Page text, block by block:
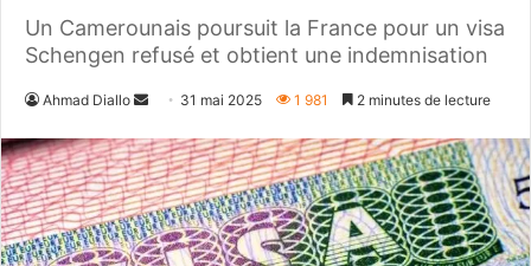
Un Camerounais poursuit la France pour un visa
Schengen refusé et obtient une indemnisation
Ahmad Diallo
Envoyer
courriel
31 mai 2025 1 981 2 minutes de lecture